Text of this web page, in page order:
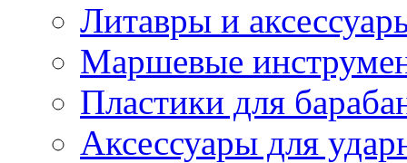
Литавры и
Маршевые
Пластики для
Аксессуары для